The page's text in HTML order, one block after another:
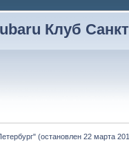
Клуб
(остановлен 22 марта